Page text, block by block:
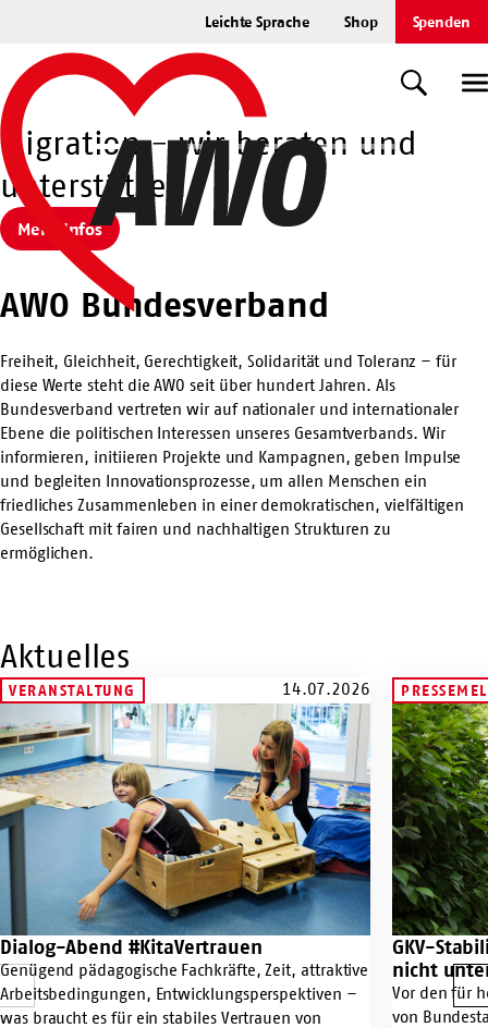
springen
Leichte Sprache Shop Spenden
Startseite
Suche
Suche
Homepage
Migration - wir beraten und
unterstützen.
Mehr Infos
AWO Bundesverband
Freiheit, Gleichheit, Gerechtigkeit, Solidarität und Toleranz – für
diese Werte steht die AWO seit über hundert Jahren. Als
Bundesverband vertreten wir auf nationaler und internationaler
Ebene die politischen Interessen unseres Gesamtverbands. Wir
informieren, initiieren Projekte und Kampagnen, geben Impulse
und begleiten Innovationsprozesse, um allen Menschen ein
friedliches Zusammenleben in einer demokratischen, vielfältigen
Gesellschaft mit fairen und nachhaltigen Strukturen zu
ermöglichen.
Aktuelles
VERANSTALTUNG
14.07.2026
Zur
Veranstaltung
Dialog-
Abend
#KitaVertrauen
Dialog-Abend #KitaVertrauen
Genügend pädagogische Fachkräfte, Zeit, attraktive
Arbeitsbedingungen, Entwicklungsperspektiven –
was braucht es für ein stabiles Vertrauen von
Zur
Veranstaltung
Dialog-
Abend
Zur
GKV-
Stabilisierung
darf
Tarifbindung
nicht
unterlaufen
GKV-
nicht
Vor den für
von
Zur
GKV-
Stabilisierung
Vorherige